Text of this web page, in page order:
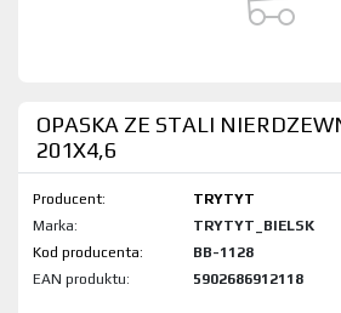
OPASKA ZE STALI
201X4,6
Producent:
TRYTYT
Marka:
TRYTYT_BIELSK
Kod produktu:
BB-1128
EAN produktu:
5902686912118